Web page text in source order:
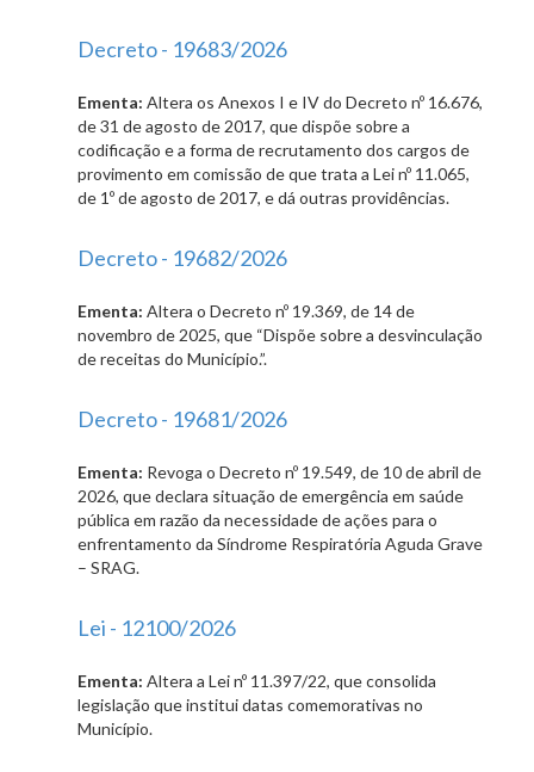
Decreto - 19683/2026
Ementa: Altera os Anexos I e IV do Decreto nº 16.676,
de 31 de agosto de 2017, que dispõe sobre a
codificação e a forma de recrutamento dos cargos de
provimento em comissão de que trata a Lei nº 11.065,
de 1º de agosto de 2017, e dá outras providências.
Decreto - 19682/2026
Ementa: Altera o Decreto nº 19.369, de 14 de
novembro de 2025, que “Dispõe sobre a desvinculação
de receitas do Município.”.
Decreto - 19681/2026
Ementa: Revoga o Decreto nº 19.549, de 10 de abril de
2026, que declara situação de emergência em saúde
pública em razão da necessidade de ações para o
enfrentamento da Síndrome Respiratória Aguda Grave
– SRAG.
Lei - 12100/2026
Ementa: Altera a Lei nº 11.397/22, que consolida
legislação que institui datas comemorativas no
Município.